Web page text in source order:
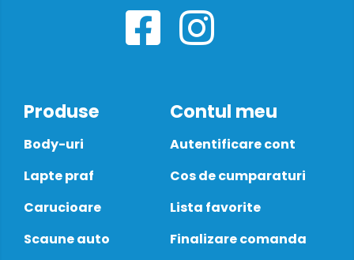
Produse
Body-uri
Lapte praf
Carucioare
Scaune auto
Contul meu
Autentificare cont
Cos de cumparaturi
Lista favorite
Finalizare comanda